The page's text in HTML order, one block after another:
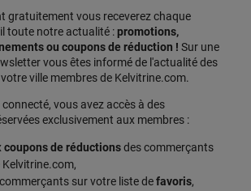
gratuitement vous receverez chaque
toute notre actualité :promotions,
ou coupons de réduction ! Sur une
vous êtes informé de l'actualité des
ville membres de Kelvitrine.com.
vous avez accès à des
exclusivement aux membres :
coupons de réductionsdes commerçants
sur votre liste defavoris,